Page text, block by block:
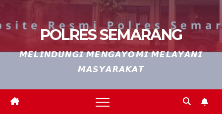
POLRES SEMARANG
𝙈𝙀𝙇𝙄𝙉𝘿𝙐𝙉𝙂𝙄 𝙈𝙀𝙉𝙂𝘼𝙔𝙊𝙈𝙄 𝙈𝙀𝙇𝘼𝙔𝘼𝙉𝙄
𝙈𝘼𝙎𝙔𝘼𝙍𝘼𝙆𝘼𝙏